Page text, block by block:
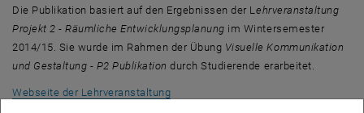
Die Publikation basiert auf den Ergebnissen der Lehrveranstaltung
Projekt 2 - Räumliche Entwicklungsplanung im Wintersemester
2014/15. Sie wurde im Rahmen der Übung Visuelle Kommunikation
und Gestaltung - P2 Publikation durch Studierende erarbeitet.
Webseite der Lehrveranstaltung, öffnet eine externe URL in einem